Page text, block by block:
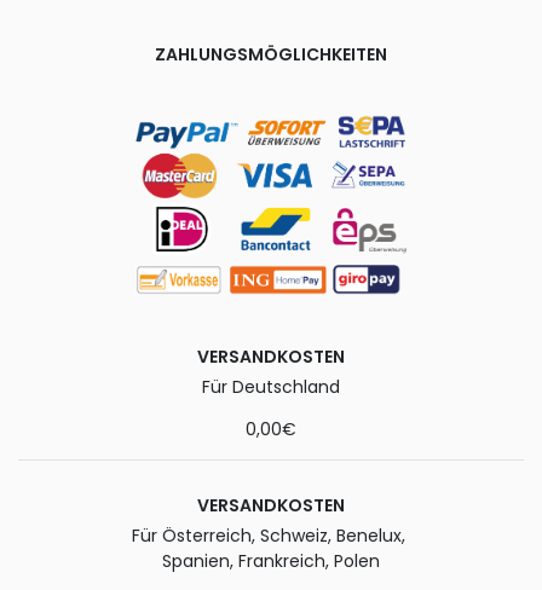
ZAHLUNGSMÖGLICHKEITEN
VERSANDKOSTEN
Für Deutschland
0,00€
VERSANDKOSTEN
Für Österreich, Schweiz, Benelux,
Spanien, Frankreich, Polen